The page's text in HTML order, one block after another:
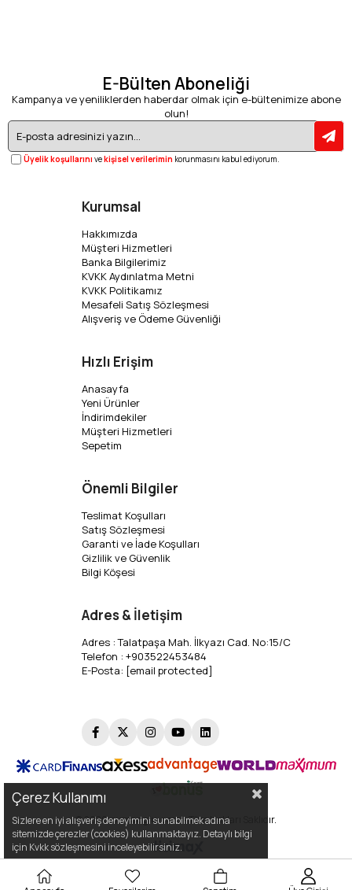
E-Bülten Aboneliği
Kampanya ve yeniliklerden haberdar olmak için e-bültenimize abone
olun!
Üyelik koşullarını vekişisel verilerimin korunmasını kabul ediyorum.
Kurumsal
Hakkımızda
Müşteri Hizmetleri
Banka Bilgilerimiz
KVKK Aydınlatma Metni
KVKK Politikamız
Mesafeli Satış Sözleşmesi
Alışveriş ve Ödeme Güvenliği
Hızlı Erişim
Anasayfa
Yeni Ürünler
İndirimdekiler
Müşteri Hizmetleri
Sepetim
Önemli Bilgiler
Teslimat Koşulları
Satış Sözleşmesi
Garanti ve İade Koşulları
Gizlilik ve Güvenlik
Bilgi Köşesi
Adres & İletişim
Adres : Talatpaşa Mah. İlkyazı Cad. No:15/C
Telefon : +903522453484
E-Posta: [email protected]
© 2026cumaoglu.com - Tüm Hakları Saklıdır.
Çerez Kullanımı
Sizlere en iyi alışveriş deneyimini sunabilmek adına
sitemizde çerezler(cookies) kullanmaktayız. Detaylı bilgi
için Kvkk sözleşmesini inceleyebilirsiniz.